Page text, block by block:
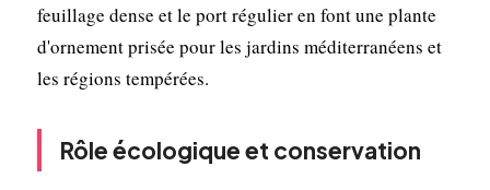
feuillage dense et le port régulier en font une plante
d'ornement prisée pour les jardins méditerranéens et
les régions tempérées.
Rôle écologique et conservation